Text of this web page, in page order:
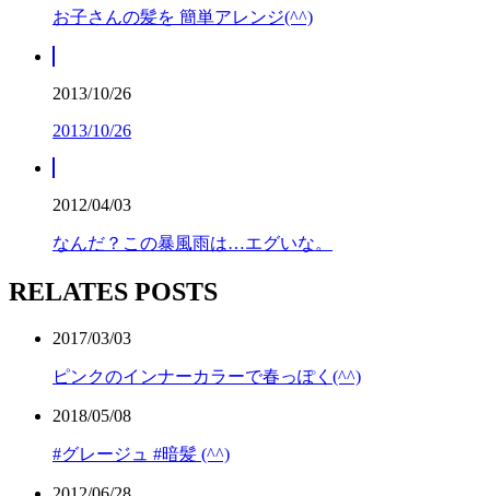
お子さんの髪を 簡単アレンジ(^^)
2013/10/26
2013/10/26
2012/04/03
なんだ？この暴風雨は…エグいな。
RELATES POSTS
2017/03/03
ピンクのインナーカラーで春っぽく(^^)
2018/05/08
#グレージュ #暗髪 (^^)